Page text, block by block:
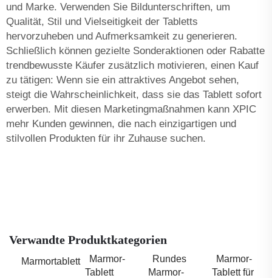
und Marke. Verwenden Sie Bildunterschriften, um
Qualität, Stil und Vielseitigkeit der Tabletts
hervorzuheben und Aufmerksamkeit zu generieren.
Schließlich können gezielte Sonderaktionen oder Rabatte
trendbewusste Käufer zusätzlich motivieren, einen Kauf
zu tätigen: Wenn sie ein attraktives Angebot sehen,
steigt die Wahrscheinlichkeit, dass sie das Tablett sofort
erwerben. Mit diesen Marketingmaßnahmen kann XPIC
mehr Kunden gewinnen, die nach einzigartigen und
stilvollen Produkten für ihr Zuhause suchen.
Verwandte Produktkategorien
Marmortablett
Marmor-
Tablett
Rundes
Marmor-
Marmor-
Tablett für